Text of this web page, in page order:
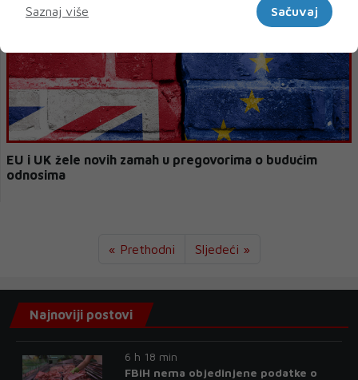
EU i UK žele novih zamah u pregovorima o budućim
odnosima
« Prethodni Sljedeći »
Saznaj više
Sačuvaj
Najnoviji postovi
6 h 18 min
FBiH nema objedinjene podatke o